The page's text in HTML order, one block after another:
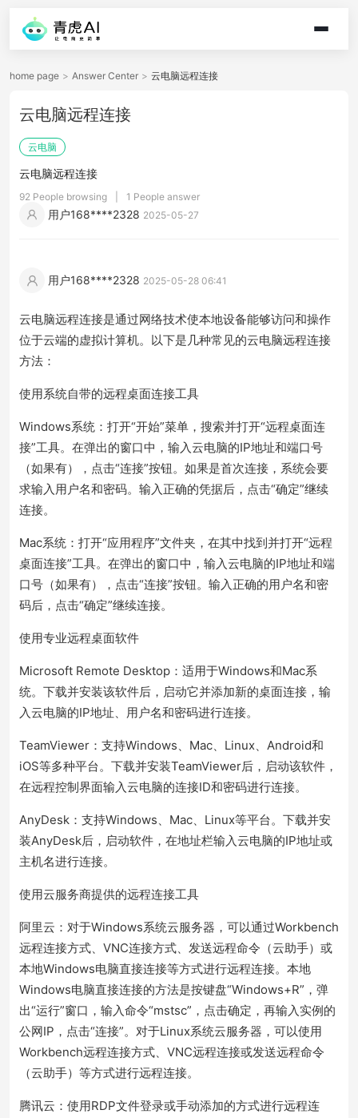
home page > Answer Center > 云电脑远程连接
云电脑远程连接
云电脑
云电脑远程连接
92 People browsing 1 People answer
用户168****2328 2025-05-27
用户168****2328 2025-05-28 06:41
云电脑远程连接是通过网络技术使本地设备能够访问和操作
位于云端的虚拟计算机。以下是几种常见的云电脑远程连接
方法：
使用系统自带的远程桌面连接工具
Windows系统：打开“开始”菜单，搜索并打开“远程桌面连
接”工具。在弹出的窗口中，输入云电脑的IP地址和端口号
（如果有），点击“连接”按钮。如果是首次连接，系统会要
求输入用户名和密码。输入正确的凭据后，点击“确定”继续
连接。
Mac系统：打开“应用程序”文件夹，在其中找到并打开“远程
桌面连接”工具。在弹出的窗口中，输入云电脑的IP地址和端
口号（如果有），点击“连接”按钮。输入正确的用户名和密
码后，点击“确定”继续连接。
使用专业远程桌面软件
Microsoft Remote Desktop：适用于Windows和Mac系
统。下载并安装该软件后，启动它并添加新的桌面连接，输
入云电脑的IP地址、用户名和密码进行连接。
TeamViewer：支持Windows、Mac、Linux、Android和
iOS等多种平台。下载并安装TeamViewer后，启动该软件，
在远程控制界面输入云电脑的连接ID和密码进行连接。
AnyDesk：支持Windows、Mac、Linux等平台。下载并安
装AnyDesk后，启动软件，在地址栏输入云电脑的IP地址或
主机名进行连接。
使用云服务商提供的远程连接工具
阿里云：对于Windows系统云服务器，可以通过Workbench
远程连接方式、VNC连接方式、发送远程命令（云助手）或
本地Windows电脑直接连接等方式进行远程连接。本地
Windows电脑直接连接的方法是按键盘“Windows+R”，弹
出“运行”窗口，输入命令“mstsc”，点击确定，再输入实例的
公网IP，点击“连接”。对于Linux系统云服务器，可以使用
Workbench远程连接方式、VNC远程连接或发送远程命令
（云助手）等方式进行远程连接。
腾讯云：使用RDP文件登录或手动添加的方式进行远程连